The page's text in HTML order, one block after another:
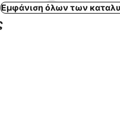
Εμφάνιση όλων των